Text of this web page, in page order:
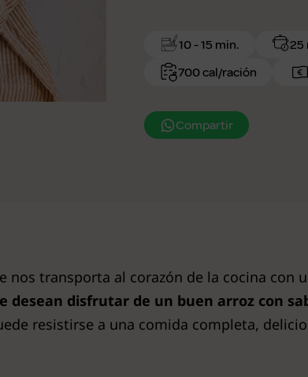
10 - 15 min. 25
700 cal/ración
Compartir
nos transporta al corazón de la cocina con
desean disfrutar de un buen arroz con
resistirse a una comida completa,